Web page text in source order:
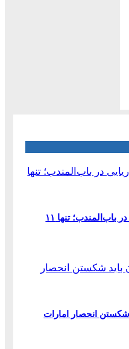
سقوط کم‌سابقه ترافیک دریایی در باب‌المندب؛ تنها ۱۱
شکستن انحصار امارات